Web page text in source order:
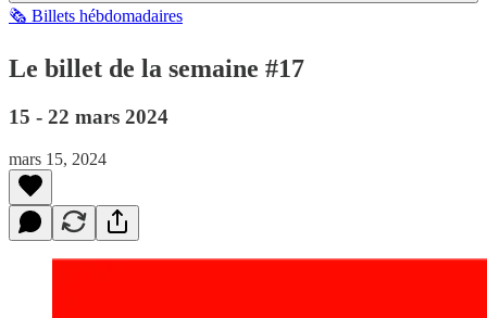
🗞️ Billets hébdomadaires
Le billet de la semaine #17
15 - 22 mars 2024
mars 15, 2024